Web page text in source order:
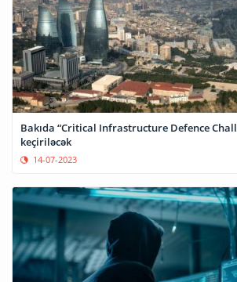
Bakıda “Critical Infrastructure Defence
keçiriləcək
14-07-2023